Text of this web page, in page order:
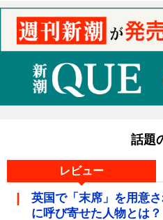
話題
レビュー
英国で「末席」を用意
に呼び寄せた人物とは